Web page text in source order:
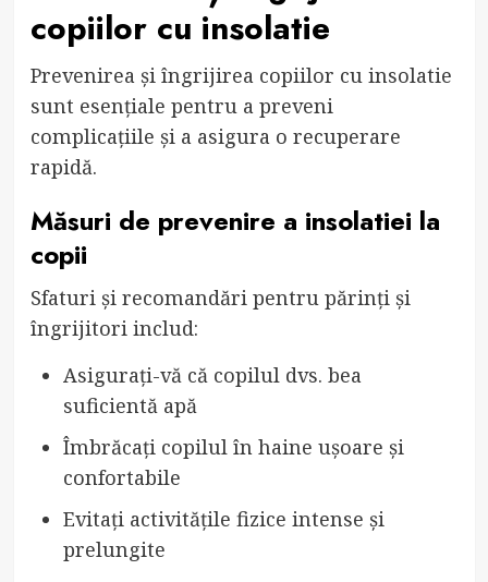
copiilor cu insolatie
Prevenirea și îngrijirea copiilor cu insolatie
sunt esențiale pentru a preveni
complicațiile și a asigura o recuperare
rapidă.
Măsuri de prevenire a insolatiei la
copii
Sfaturi și recomandări pentru părinți și
îngrijitori includ:
Asigurați-vă că copilul dvs. bea
suficientă apă
Îmbrăcați copilul în haine ușoare și
confortabile
Evitați activitățile fizice intense și
prelungite